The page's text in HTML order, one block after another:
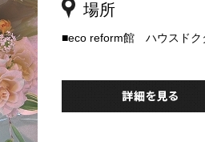
場所
■eco reform館 ハウスドク